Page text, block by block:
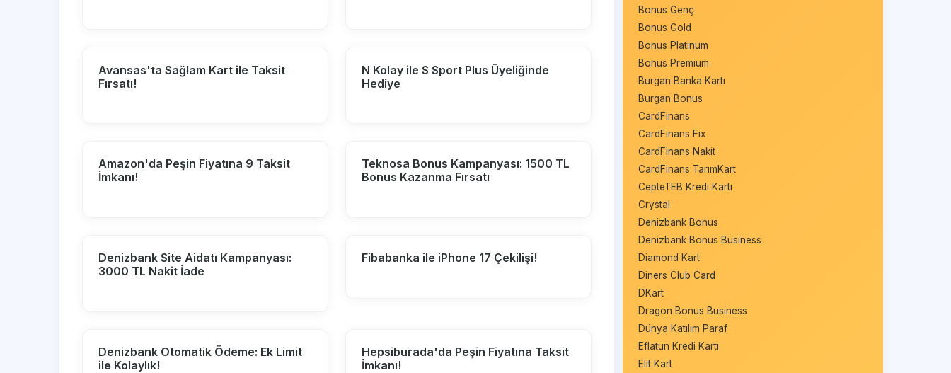
Avansas'ta Sağlam Kart ile Taksit
Fırsatı!
N Kolay ile S Sport Plus Üyeliğinde
Hediye
Amazon'da Peşin Fiyatına 9 Taksit
İmkanı!
Teknosa Bonus Kampanyası: 1500 TL
Bonus Kazanma Fırsatı
Denizbank Site Aidatı Kampanyası:
3000 TL Nakit İade
Fibabanka ile iPhone 17 Çekilişi!
Denizbank Otomatik Ödeme: Ek Limit
ile Kolaylık!
Hepsiburada'da Peşin Fiyatına Taksit
İmkanı!
Bonus Genç
Bonus Gold
Bonus Platinum
Bonus Premium
Burgan Banka Kartı
Burgan Bonus
CardFinans
CardFinans Fix
CardFinans Nakit
CardFinans TarımKart
CepteTEB Kredi Kartı
Crystal
Denizbank Bonus
Denizbank Bonus Business
Diamond Kart
Diners Club Card
DKart
Dragon Bonus Business
Dünya Katılım Paraf
Eflatun Kredi Kartı
Elit Kart